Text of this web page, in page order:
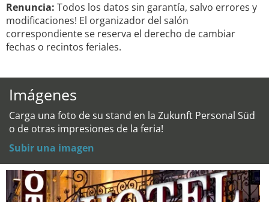
Renuncia: Todos los datos sin garantía, salvo errores y
modificaciones! El organizador del salón
correspondiente se reserva el derecho de cambiar
fechas o recintos feriales.
Imágenes
Carga una foto de su stand en la Zukunft Personal Süd
o de otras impresiones de la feria!
Subir una imagen